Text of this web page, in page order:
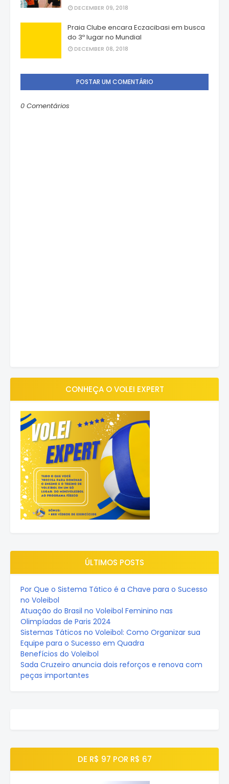
DECEMBER 09, 2018
Praia Clube encara Eczacibasi em busca
do 3º lugar no Mundial
DECEMBER 08, 2018
POSTAR UM COMENTÁRIO
0 Comentários
CONHEÇA O VOLEI EXPERT
ÚLTIMOS POSTS
Por Que o Sistema Tático é a Chave para o Sucesso
no Voleibol
Atuação do Brasil no Voleibol Feminino nas
Olimpíadas de Paris 2024
Sistemas Táticos no Voleibol: Como Organizar sua
Equipe para o Sucesso em Quadra
Benefícios do Voleibol
Sada Cruzeiro anuncia dois reforços e renova com
peças importantes
DE R$ 97 POR R$ 67